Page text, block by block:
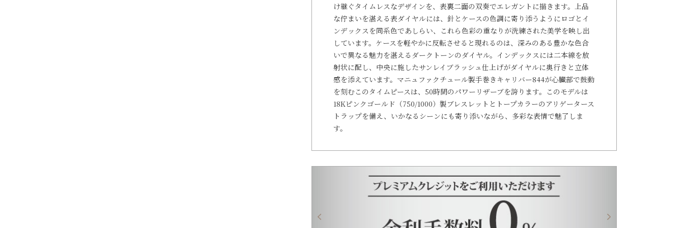
け継ぐタイムレスなデザインを、表裏二面の双奏でエレガントに描きます。上品
な佇まいを湛える表ダイヤルには、針とケースの色調に寄り添うようにロゴとイ
ンデックスを同系色であしらい、これら色彩の重なりが洗練された美学を映し出
しています。ケースを軽やかに反転させると現れるのは、深みのある豊かな色合
いで異なる魅力を湛えるダークトーンのダイヤル。インデックスには二本線を放
射状に配し、中央に施したサンレイブラッシュ仕上げがダイヤルに奥行きと立体
感を添えています。マニュファクチュール製手巻きキャリバー844が心臓部で鼓動
を刻むこのタイムピースは、50時間のパワーリザーブを誇ります。このモデルは
18Kピンクゴールド（750/1000）製ブレスレットとトープカラーのアリゲータース
トラップを備え、いかなるシーンにも寄り添いながら、多彩な表情で魅了しま
す。